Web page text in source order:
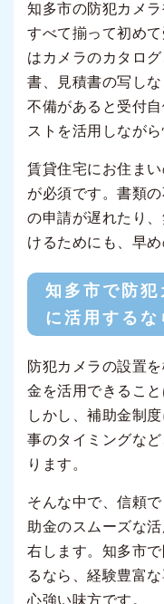
知多市の防犯カメ
すべて揃って初め
はカメラのカタロ
書、見積書の写し
不備があると受付
ストを活用しなが
賃貸住宅にお住ま
が必須です。書類
の申請が遅れたり
けるためにも、早
知多市で防犯
に活用するな
防犯カメラの設置
金を活用できるこ
しかし、補助金制
事のタイミングな
ります。
そんな中で、信頼
助金のスムーズな
右します。知多市
るなら、経験豊富
心強い味方です。